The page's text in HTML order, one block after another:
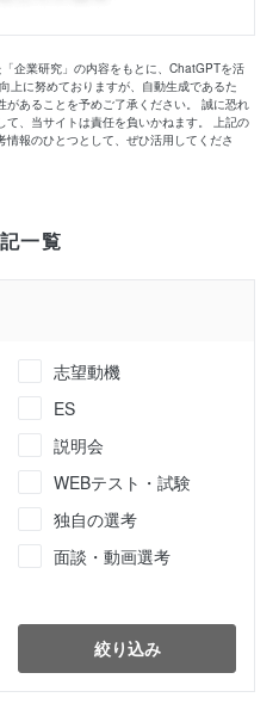
企業研究」の内容をもとに、ChatGPTを活
上に努めておりますが、自動生成であるた
あることを予めご了承ください。 誠に恐れ
て、当サイトは責任を負いかねます。 上記の
報のひとつとして、ぜひ活用してくださ
一覧
志望動機
ES
説明会
WEBテスト・試験
独自の選考
面談・動画選考
絞り込み